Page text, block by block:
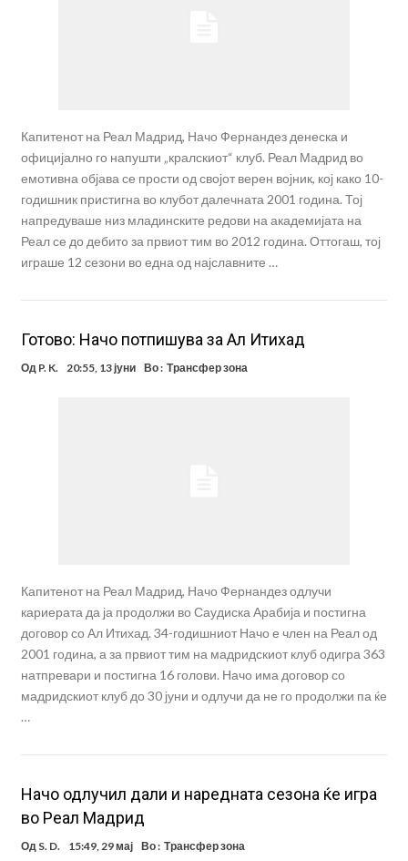
Капитенот на Реал Мадрид, Начо Фернандез денеска и
официјално го напушти „кралскиот“ клуб. Реал Мадрид во
емотивна објава се прости од својот верен војник, кој како 10-
годишник пристигна во клубот далечната 2001 година. Тој
напредуваше низ младинските редови на академијата на
Реал се до дебитo за првиот тим во 2012 година. Оттогаш, тој
играше 12 сезони во една од најславните …
Готово: Начо потпишува за Ал Итихад
Од P. K. 20:55, 13 јуни Во : Трансфер зона
Капитенот на Реал Мадрид, Начо Фернандез одлучи
кариерата да ја продолжи во Саудиска Арабија и постигна
договор со Ал Итихад. 34-годишниот Начо е член на Реал од
2001 година, а за првиот тим на мадридскиот клуб одигра 363
натпревари и постигна 16 голови. Начо има договор со
мадридскиот клуб до 30 јуни и одлучи да не го продолжи па ќе
…
Начо одлучил дали и наредната сезона ќе игра
во Реал Мадрид
Од S. D. 15:49, 29 мај Во : Трансфер зона